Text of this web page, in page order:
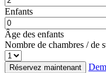
Enfants
Âge des enfants
Nombre de chambres / de
Réservez maintenant